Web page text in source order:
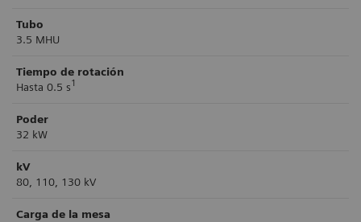
Tubo
3.5 MHU
Tiempo de rotación
Hasta 0.5 s1
Poder
32 kW
kV
80, 110, 130 kV
Carga de la mesa